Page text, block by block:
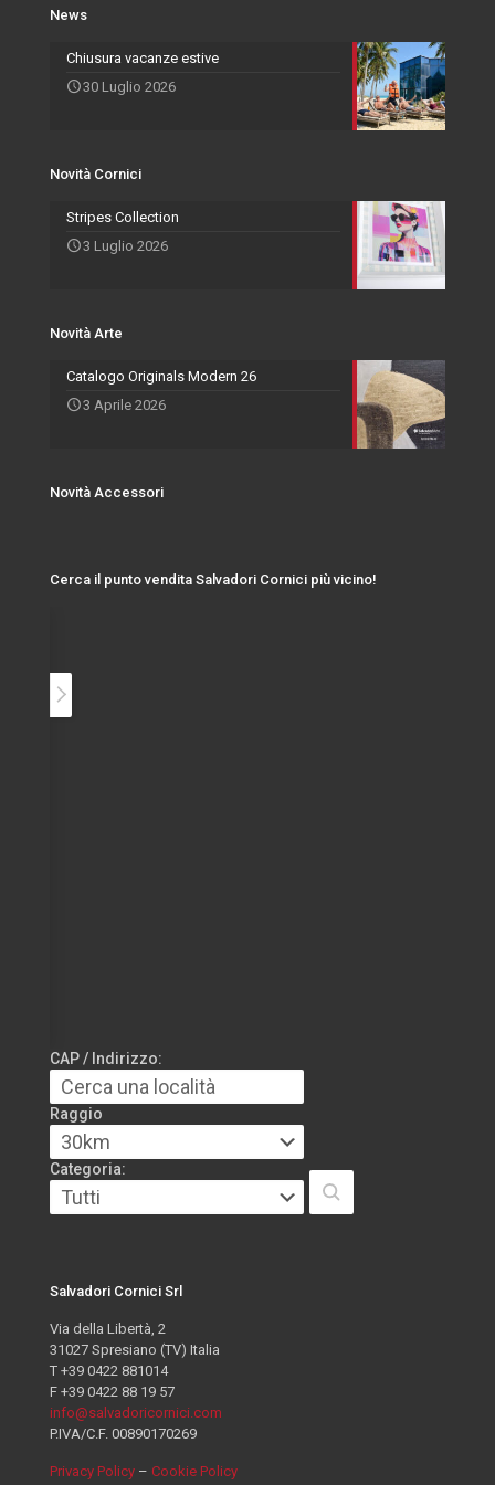
Novità Arte
News
Chiusura vacanze estive
30 Luglio 2026
Novità Cornici
Stripes Collection
3 Luglio 2026
Novità Arte
Catalogo Originals Modern 26
3 Aprile 2026
Novità Accessori
Cerca il punto vendita Salvadori Cornici più vicino!
CAP / Indirizzo:
Raggio
Categoria:
Salvadori Cornici Srl
Via della Libertà, 2
31027 Spresiano (TV) Italia
T +39 0422 881014
F +39 0422 88 19 57
info@salvadoricornici.com
P.IVA/C.F. 00890170269
Privacy Policy – Cookie Policy